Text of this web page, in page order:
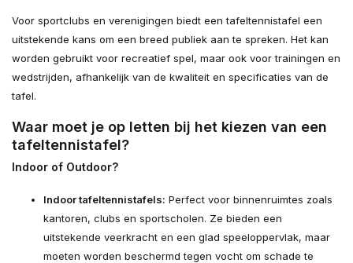
Voor sportclubs en verenigingen biedt een tafeltennistafel een
uitstekende kans om een breed publiek aan te spreken. Het kan
worden gebruikt voor recreatief spel, maar ook voor trainingen en
wedstrijden, afhankelijk van de kwaliteit en specificaties van de
tafel.
Waar moet je op letten bij het kiezen van een
tafeltennistafel?
Indoor of Outdoor?
Indoor tafeltennistafels: Perfect voor binnenruimtes zoals
kantoren, clubs en sportscholen. Ze bieden een
uitstekende veerkracht en een glad speeloppervlak, maar
moeten worden beschermd tegen vocht om schade te